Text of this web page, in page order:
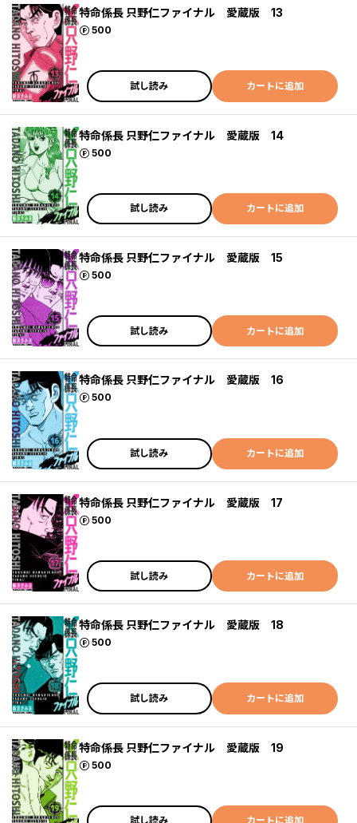
特命係長 只野仁ファイナル 愛蔵版 13
500
ポイント
試し読み カートに追加
特命係長 只野仁ファイナル 愛蔵版 14
500
ポイント
試し読み カートに追加
特命係長 只野仁ファイナル 愛蔵版 15
500
ポイント
試し読み カートに追加
特命係長 只野仁ファイナル 愛蔵版 16
500
ポイント
試し読み カートに追加
特命係長 只野仁ファイナル 愛蔵版 17
500
ポイント
試し読み カートに追加
特命係長 只野仁ファイナル 愛蔵版 18
500
ポイント
試し読み カートに追加
特命係長 只野仁ファイナル 愛蔵版 19
500
ポイント
試し読み カートに追加